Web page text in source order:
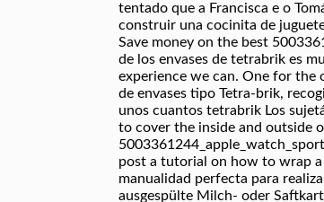
tentado que a Francisca e o
construir una cocinita de
Save money on the best
de los envases de tetrabrik es
experience we can. One for the
de envases tipo Tetra-brik,
unos cuantos tetrabrik Los
to cover the inside and outside
post a tutorial on how to wrap a
manualidad perfecta para
ausgespülte Milch- oder